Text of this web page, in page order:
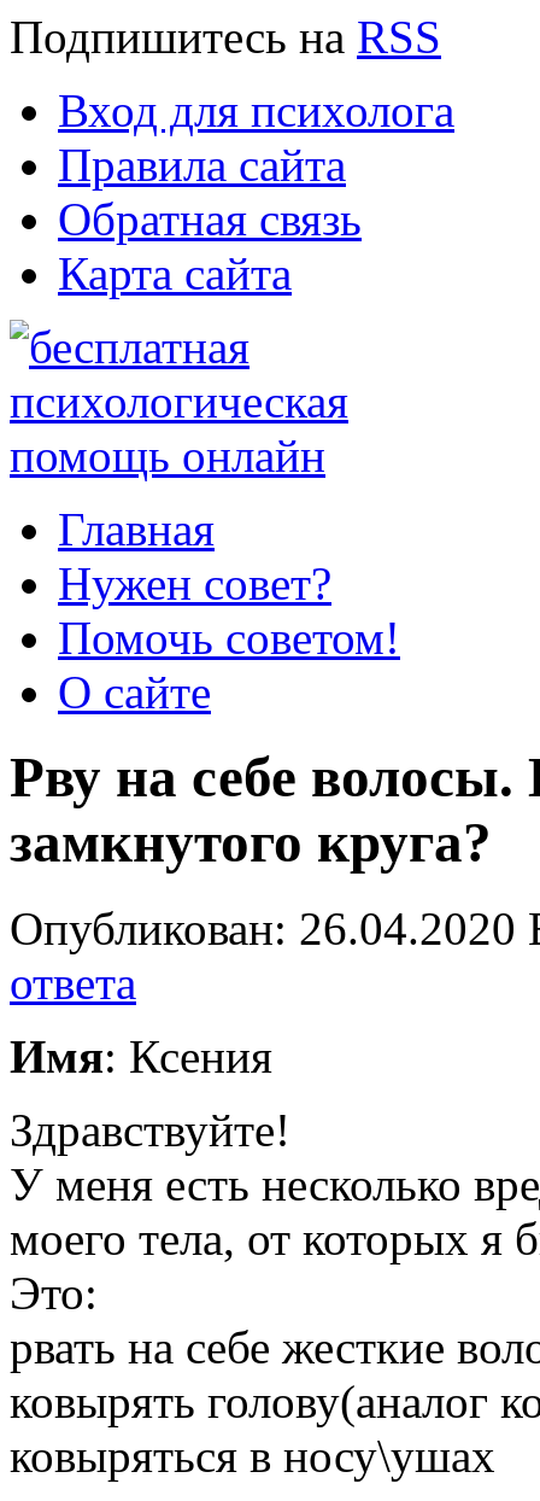
Подпишитесь на RSS
Вход для психолога
Правила сайта
Обратная связь
Карта сайта
Главная
Нужен совет?
Помочь советом!
О сайте
Рву на себе
замкнутого круга?
Опубликован:
ответа
Имя: Ксения
Здравствуйте!
У меня есть несколько
моего тела, от которых я
Это:
рвать на себе жесткие
ковырять голову(аналог
ковыряться в носу\ушах